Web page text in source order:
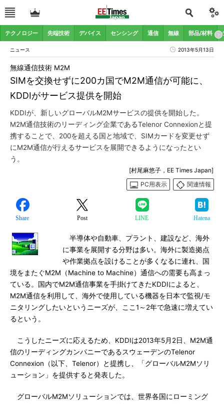
テクノロジー 先端技術 デバイス センシング 通信 無線 部品/材料
ニュース 2013年5月13日
SIMを交換せずに200カ国でM2M通信が可能に、
KDDIがサービス提供を開始
無線通信技術 M2M
KDDIが、新しいグローバルM2Mサービスの提供を開始した。
M2M通信技術のリーディング企業であるTelenor Connexionと提
携することで、200を超える国と地域で、SIMカードを変更せず
にM2M通信が行えるサービスを展開できるようになったとい
う。
[村尾麻悠子，EE Times Japan]
PC用表示
関連情報
Share Post LINE Hatena
半導体や自動車、プラント、建設など、海外
に事業を展開する分野は多い。海外に製造拠点
や作業拠点を設けることが多くなるに連れ、国
境をまたぐM2M（Machine to Machine）通信への需要も高まっ
ている。国内でM2M通信事業を手掛けてきたKDDIによると、
M2M通信を利用して、海外で使用している機器を日本で監視/モ
ニタリングしたいというニーズが、ここ1～2年で急速に増えてい
るという。
こうしたニーズに応えるため、KDDIは2013年5月2日、M2M通
信のリーディングカンパニーであるスウェーデンのTelenor
Connexion（以下、Telenor）と提携し、「グローバルM2Mソリ
ューション」を提供すると発表した。
グローバルM2Mソリューションでは、世界各国にローミング